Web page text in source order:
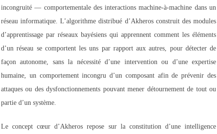
incongruité — comportementale des interactions machine-à-machine dans un
réseau informatique. L’algorithme distribué d’Akheros construit des modules
d’apprentissage par réseaux bayésiens qui apprennent comment les éléments
d’un réseau se comportent les uns par rapport aux autres, pour détecter de
façon autonome, sans la nécessité d’une intervention ou d’une expertise
humaine, un comportement incongru d’un composant afin de prévenir des
attaques ou des dysfonctionnements pouvant mener détournement de tout ou
partie d’un système.
Le concept cœur d’Akheros repose sur la constitution d’une intelligence